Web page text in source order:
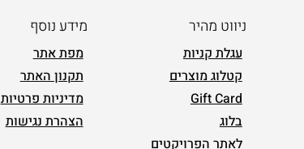
ניווט מהיר
עגלת קניות
קטלוג מוצרים
Gift Card
בלוג
לאתר הפרויקטים
מידע נוסף
מפת אתר
תקנון האתר
מדיניות פרטיות
הצהרת נגישות